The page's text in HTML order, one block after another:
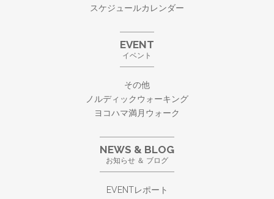
スケジュールカレンダー
EVENT
イベント
その他
ノルディックウォーキング
ヨコハマ満月ウォーク
NEWS & BLOG
お知らせ ＆ ブログ
EVENTレポート